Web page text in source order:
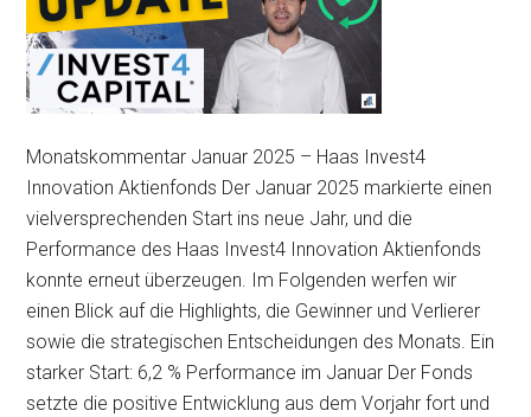
Monatskommentar Januar 2025 – Haas Invest4
Innovation Aktienfonds Der Januar 2025 markierte einen
vielversprechenden Start ins neue Jahr, und die
Performance des Haas Invest4 Innovation Aktienfonds
konnte erneut überzeugen. Im Folgenden werfen wir
einen Blick auf die Highlights, die Gewinner und Verlierer
sowie die strategischen Entscheidungen des Monats. Ein
starker Start: 6,2 % Performance im Januar Der Fonds
setzte die positive Entwicklung aus dem Vorjahr fort und